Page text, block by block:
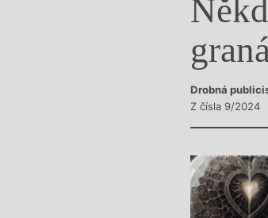
Výroční ceny
Drobná
Z čísla 9/2024